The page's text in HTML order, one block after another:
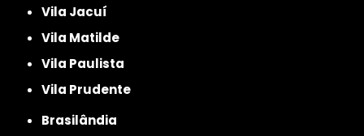
Vila Jacuí
Vila Matilde
Vila Paulista
Vila Prudente
Brasilândia